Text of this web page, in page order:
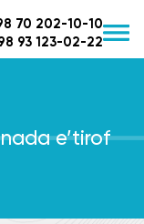
70 202-10-10
93 123-02-22
e’tirof